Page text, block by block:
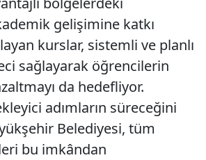
gelişimine katkı
kurslar, sistemli ve planlı
sağlayarak öğrencilerin
da hedefliyor.
adımların süreceğini
Belediyesi, tüm
bu imkândan